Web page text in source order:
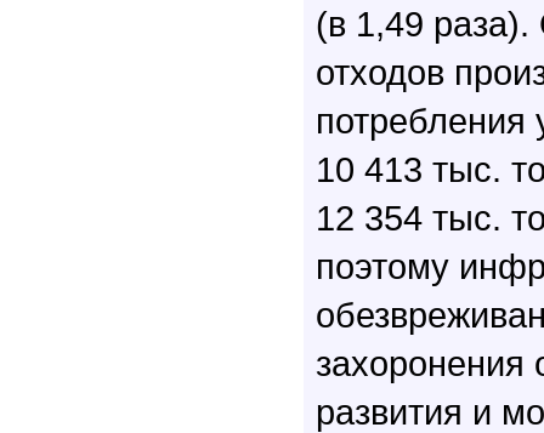
(в 1,49
отходов
потребления
10 413 тыс.
12 354 тыс.
поэтому
захоронения
развития и